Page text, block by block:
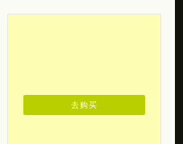
去购买